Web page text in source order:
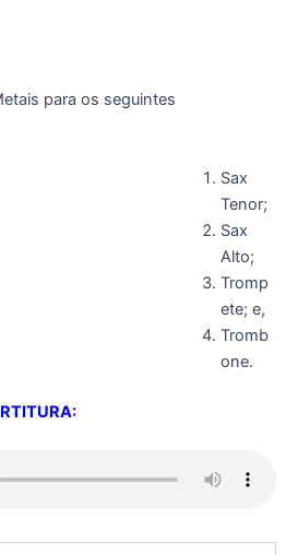
para os seguintes
Sax
Tenor;
Sax
Alto;
Tromp
ete; e,
Tromb
one.